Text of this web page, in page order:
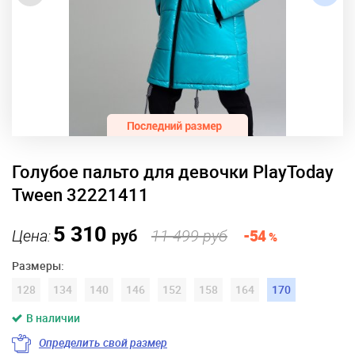
Голубое пальто для девочки PlayToday
Tween 32221411
Цена:5 310 руб 11 499 руб -54%
Размеры:
128
134 140 146 152 158 164
170
В наличии
Определить свой размер